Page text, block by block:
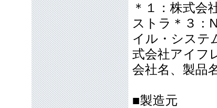
＊１：株式会
ストラ＊３：
イル・システ
式会社アイフ
会社名、製品
■製造元